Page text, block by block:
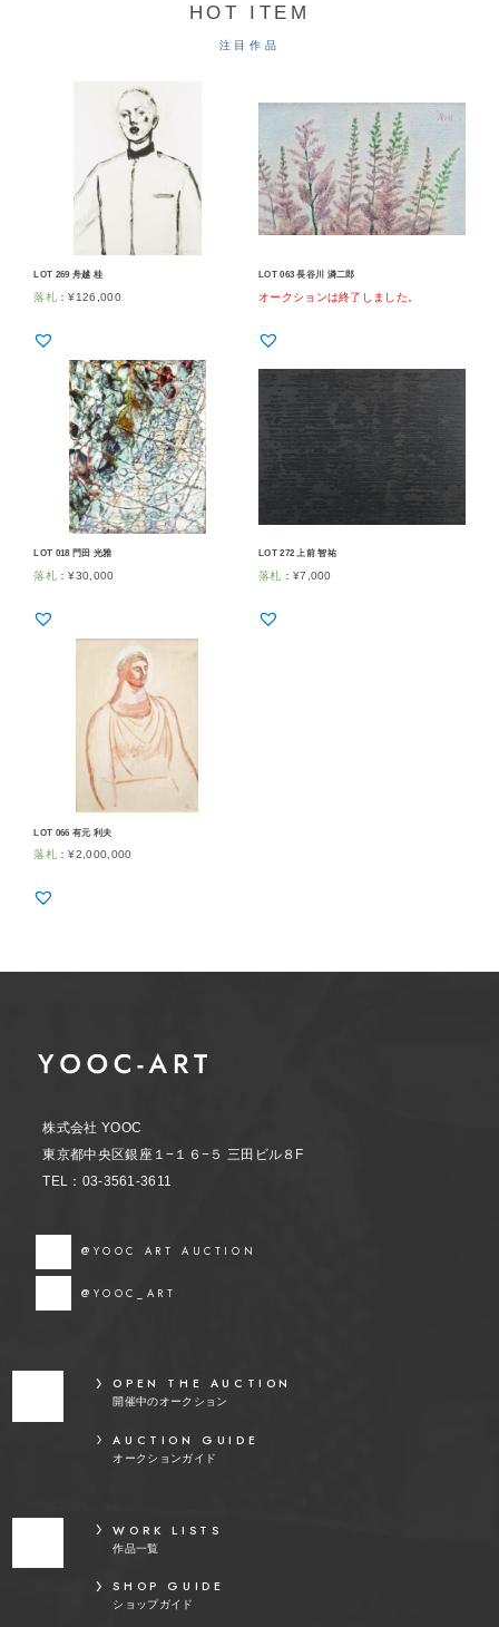
HOT ITEM
注目作品
LOT 269 舟越 桂
落札 ：¥126,000
LOT 063 長谷川 潾二郎
オークションは終了しました
LOT 018 門田 光雅
落札 ：¥30,000
LOT 272 上前 智祐
落札 ： ¥7,000
LOT 066 有元 利夫
落札 ：¥2,000,000
株式会社 YOOC
東京都中央区銀座１−１６−５ 三田ビル８F
TEL：03-3561-3611
@YOOC ART AUCTION
@YOOC_ART
OPEN THE AUCTION
開催中のオークション
AUCTION GUIDE
オークションガイド
WORK LISTS
作品一覧
SHOP GUIDE
ショップガイド